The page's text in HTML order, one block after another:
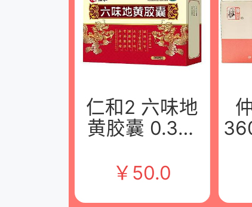
仁和2 六味地
黄胶囊 0.3克
方制药有限公
￥ 50.0